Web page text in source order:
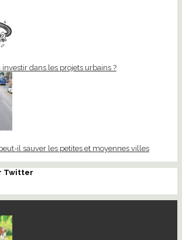
dans les projets urbains ?
il sauver les petites et moyennes villes
Twitter